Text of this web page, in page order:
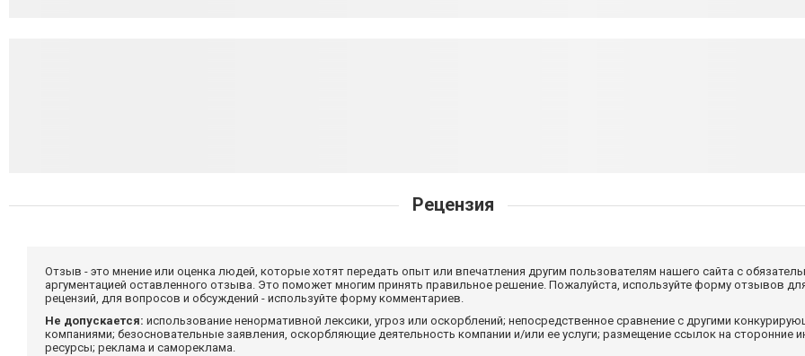
Рецензия
Отзыв - это мнение или оценка людей, которые хотят передать опыт или впечатления другим пользователям нашего сайта с
аргументацией оставленного отзыва. Это поможет многим принять правильное решение. Пожалуйста, используйте форму отзывов
рецензий, для вопросов и обсуждений - используйте форму комментариев.
Не допускается: использование ненормативной лексики, угроз или оскорблений; непосредственное сравнение с другими
компаниями; безосновательные заявления, оскорбляющие деятельность компании и/или ее услуги; размещение ссылок на сторонние
ресурсы; реклама и самореклама.